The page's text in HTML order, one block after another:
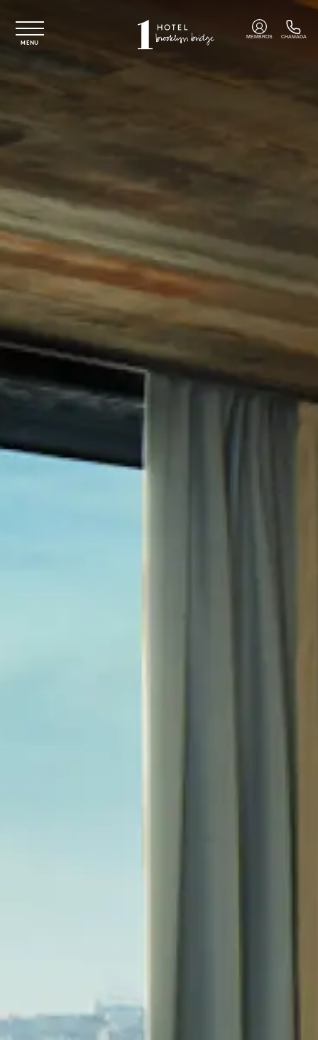
MENU
MEMBROS CHAMADA